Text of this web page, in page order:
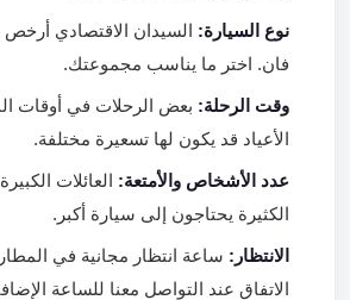
نوع السيارة:
فان. اختر ما يناسب مجموعتك.
وقت الرحلة:بعض الرحلات في أوقات
الأعياد قد يكون لها تسعيرة مختلفة.
عدد الأشخاص والأمتعة:العائلات الكبيرة
الكثيرة يحتاجون إلى سيارة أكبر.
الانتظار:ساعة انتظار مجانية في
الاتفاق عند التواصل معنا للساعة